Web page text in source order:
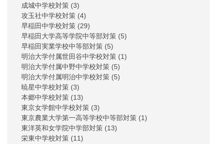
成城中学校対策 (3)
攻玉社中学校対策 (4)
早稲田中学校対策 (29)
早稲田大学高等学院中等部対策 (5)
早稲田実業学校中等部対策 (5)
明治大学付属世田谷中学校対策 (1)
明治大学付属中野中学校対策 (5)
明治大学付属明治中学校対策 (5)
暁星中学校対策 (3)
本郷中学校対策 (13)
東京女学館中学校対策 (3)
東京農業大学第一高等学校中等部対策 (1)
東洋英和女学院中学部対策 (13)
栄東中学校対策 (11)